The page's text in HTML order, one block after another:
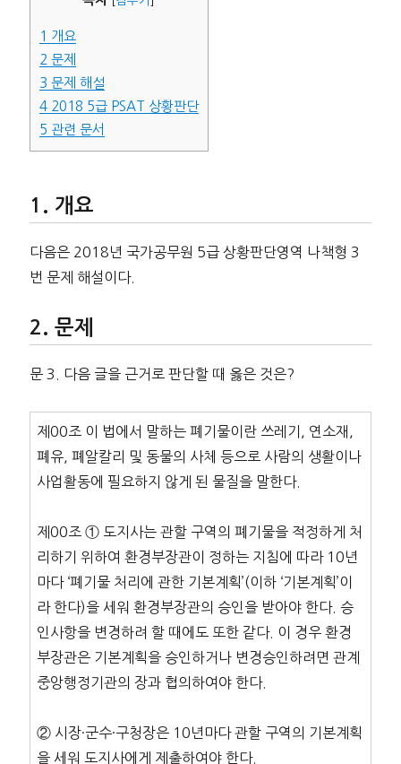
1 개요
2 문제
3 문제 해설
42018 5급 PSAT 상황판단
5 관련 문서
개요
다음은 2018년 국가공무원 5급 상황판단영역 나책형 3
번 문제 해설이다.
문제
문 3. 다음 글을 근거로 판단할 때 옳은 것은?
제00조 이 법에서 말하는 폐기물이란 쓰레기, 연소재,
폐유, 폐알칼리 및 동물의 사체 등으로 사람의 생활이나
사업활동에 필요하지 않게 된 물질을 말한다.
제00조 ① 도지사는 관할 구역의 폐기물을 적정하게 처
리하기 위하여 환경부장관이 정하는 지침에 따라 10년
마다 ‘폐기물 처리에 관한 기본계획’(이하 ‘기본계획’이
라 한다)을 세워 환경부장관의 승인을 받아야 한다. 승
인사항을 변경하려 할 때에도 또한 같다. 이 경우 환경
부장관은 기본계획을 승인하거나 변경승인하려면 관계
중앙행정기관의 장과 협의하여야 한다.
② 시장·군수·구청장은 10년마다 관할 구역의 기본계획
을 세워 도지사에게 제출하여야 한다.